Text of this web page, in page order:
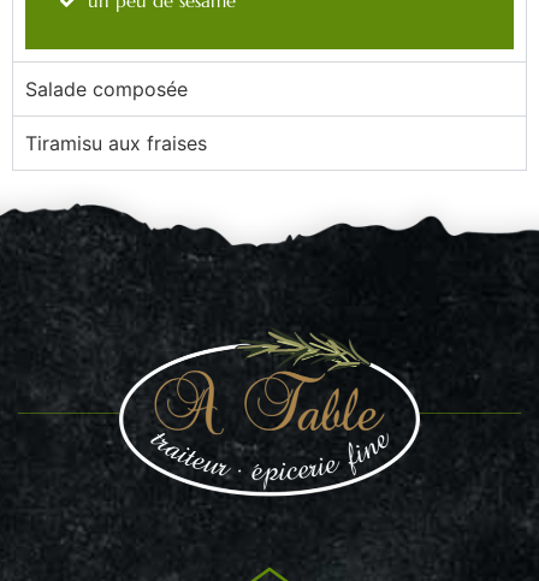
Salade composée
Tiramisu aux fraises